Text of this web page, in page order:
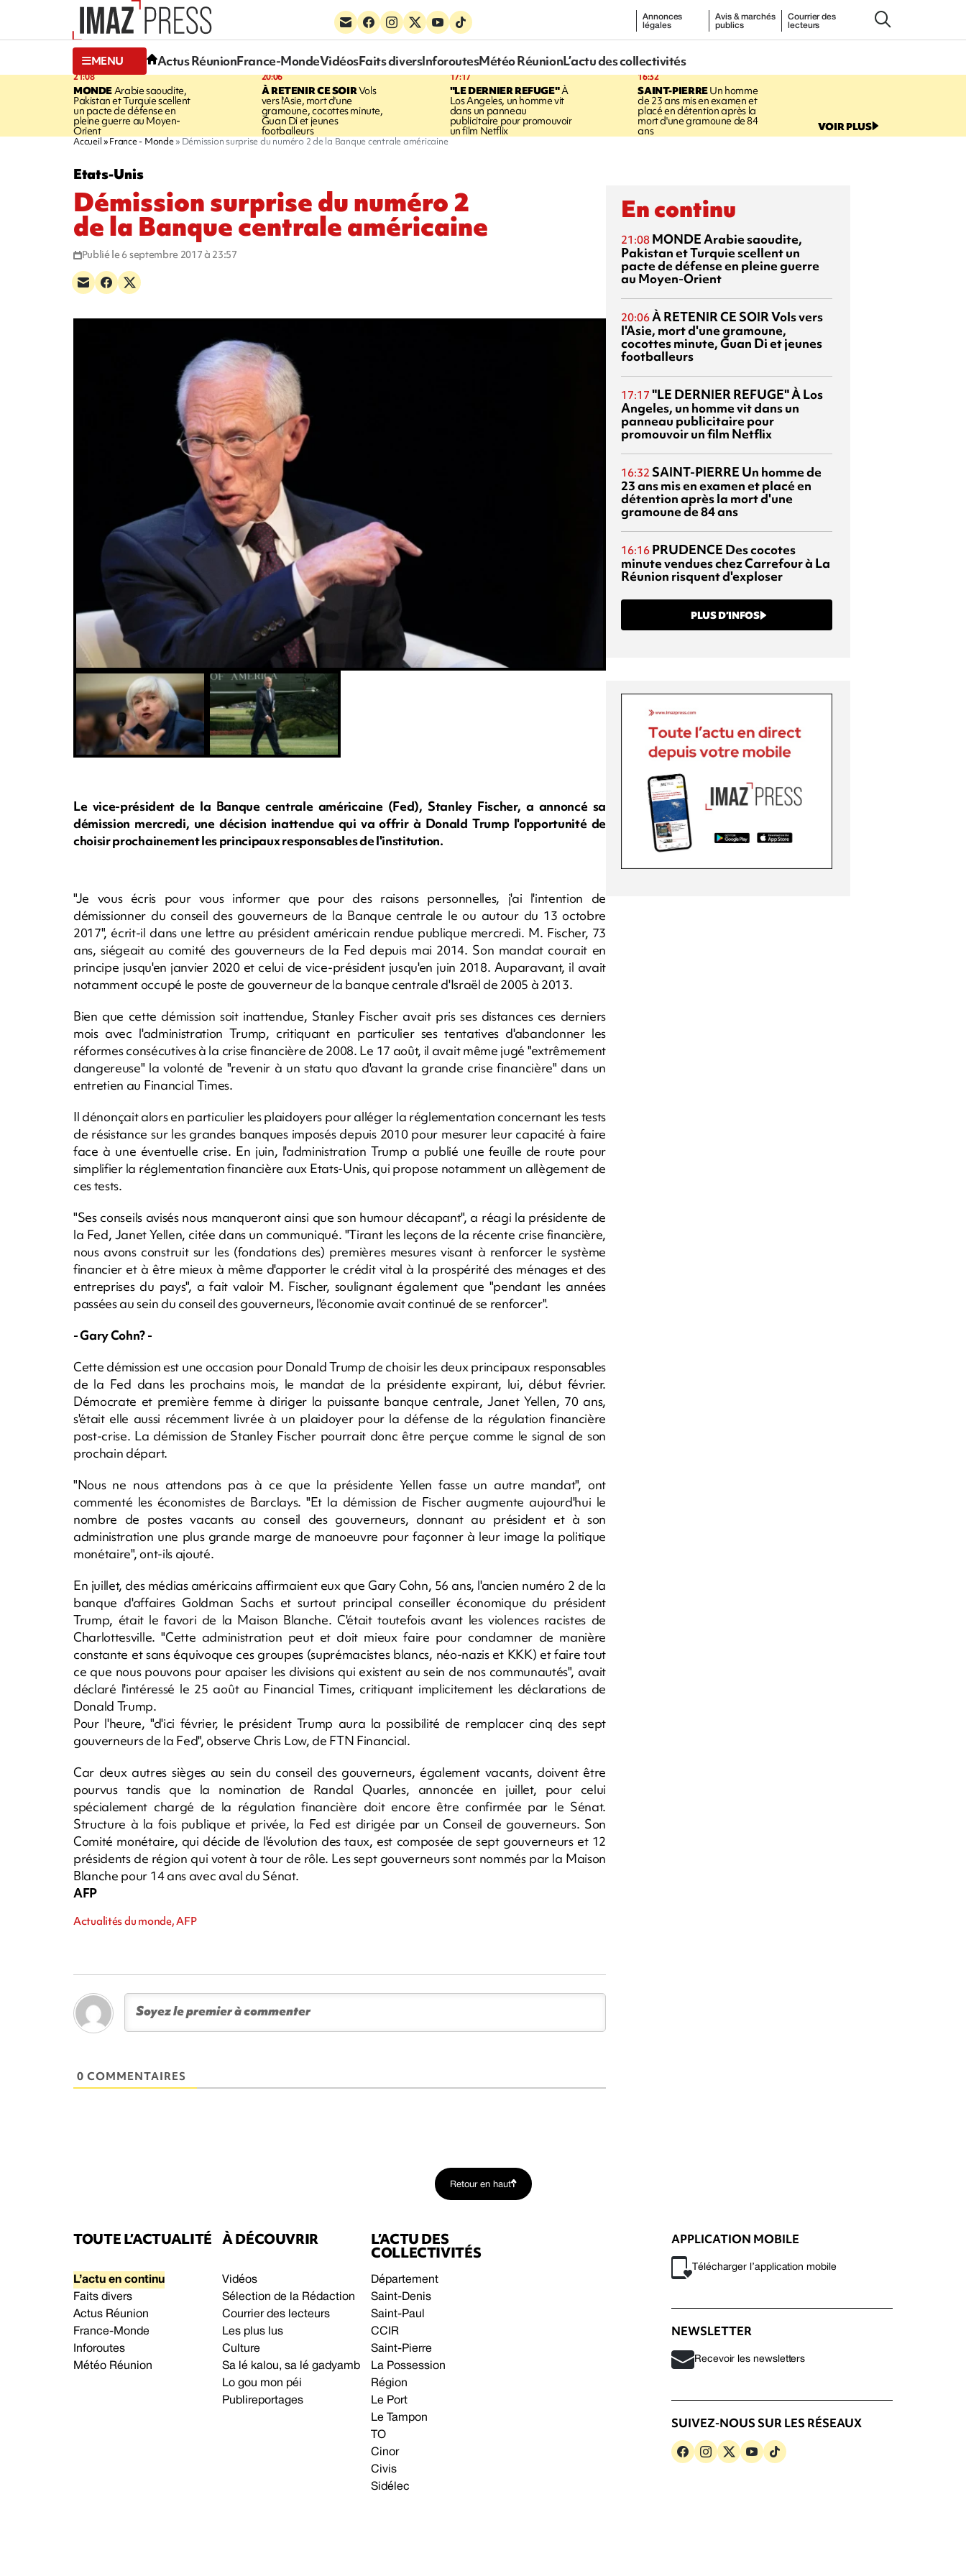
Annonces
légales
Avis & marchés
publics
Courrier des
lecteurs
MENU Actus RéunionFrance-MondeVidéosFaits diversInforoutesMétéo RéunionL’actu des collectivités
21:08
MONDE Arabie saoudite,
Pakistan et Turquie scellent
un pacte de défense en
pleine guerre au Moyen-
Orient
20:06
À RETENIR CE SOIRVols
vers l'Asie, mort d'une
gramoune, cocottes minute,
Guan Di et jeunes
footballeurs
17:17
"LE DERNIER REFUGE"À
Los Angeles, un homme vit
dans un panneau
publicitaire pour promouvoir
un film Netflix
16:32
SAINT-PIERREUn homme
de 23 ans mis en examen et
placé en détention après la
mort d'une gramoune de 84
ans VOIR PLUS
Accueil France - Monde Démission surprise du numéro 2 de la Banque centrale américaine
Etats-Unis
Démission surprise du numéro 2
de la Banque centrale américaine
Publié le 6 septembre 2017 à 23:57
Le vice-président de la Banque centrale américaine (Fed), Stanley Fischer, a annoncé sa
démission mercredi, une décision inattendue qui va offrir à Donald Trump l'opportunité de
choisir prochainement les principaux responsables de l'institution.
"Je vous écris pour vous informer que pour des raisons personnelles, j'ai l'intention de
démissionner du conseil des gouverneurs de la Banque centrale le ou autour du 13 octobre
2017", écrit-il dans une lettre au président américain rendue publique mercredi. M. Fischer, 73
ans, siégeait au comité des gouverneurs de la Fed depuis mai 2014. Son mandat courait en
principe jusqu'en janvier 2020 et celui de vice-président jusqu'en juin 2018. Auparavant, il avait
notamment occupé le poste de gouverneur de la banque centrale d'Israël de 2005 à 2013.
Bien que cette démission soit inattendue, Stanley Fischer avait pris ses distances ces derniers
mois avec l'administration Trump, critiquant en particulier ses tentatives d'abandonner les
réformes consécutives à la crise financière de 2008. Le 17 août, il avait même jugé "extrêmement
dangereuse" la volonté de "revenir à un statu quo d'avant la grande crise financière" dans un
entretien au Financial Times.
Il dénonçait alors en particulier les plaidoyers pour alléger la réglementation concernant les tests
de résistance sur les grandes banques imposés depuis 2010 pour mesurer leur capacité à faire
face à une éventuelle crise. En juin, l'administration Trump a publié une feuille de route pour
simplifier la réglementation financière aux Etats-Unis, qui propose notamment un allègement de
ces tests.
"Ses conseils avisés nous manqueront ainsi que son humour décapant", a réagi la présidente de
la Fed, Janet Yellen, citée dans un communiqué. "Tirant les leçons de la récente crise financière,
nous avons construit sur les (fondations des) premières mesures visant à renforcer le système
financier et à être mieux à même d'apporter le crédit vital à la prospérité des ménages et des
entreprises du pays", a fait valoir M. Fischer, soulignant également que "pendant les années
passées au sein du conseil des gouverneurs, l'économie avait continué de se renforcer".
- Gary Cohn? -
Cette démission est une occasion pour Donald Trump de choisir les deux principaux responsables
de la Fed dans les prochains mois, le mandat de la présidente expirant, lui, début février.
Démocrate et première femme à diriger la puissante banque centrale, Janet Yellen, 70 ans,
s'était elle aussi récemment livrée à un plaidoyer pour la défense de la régulation financière
post-crise. La démission de Stanley Fischer pourrait donc être perçue comme le signal de son
prochain départ.
"Nous ne nous attendons pas à ce que la présidente Yellen fasse un autre mandat", ont
commenté les économistes de Barclays. "Et la démission de Fischer augmente aujourd'hui le
nombre de postes vacants au conseil des gouverneurs, donnant au président et à son
administration une plus grande marge de manoeuvre pour façonner à leur image la politique
monétaire", ont-ils ajouté.
En juillet, des médias américains affirmaient eux que Gary Cohn, 56 ans, l'ancien numéro 2 de la
banque d'affaires Goldman Sachs et surtout principal conseiller économique du président
Trump, était le favori de la Maison Blanche. C'était toutefois avant les violences racistes de
Charlottesville. "Cette administration peut et doit mieux faire pour condamner de manière
constante et sans équivoque ces groupes (suprémacistes blancs, néo-nazis et KKK) et faire tout
ce que nous pouvons pour apaiser les divisions qui existent au sein de nos communautés", avait
déclaré l'intéressé le 25 août au Financial Times, critiquant implicitement les déclarations de
Donald Trump.
Pour l'heure, "d'ici février, le président Trump aura la possibilité de remplacer cinq des sept
gouverneurs de la Fed", observe Chris Low, de FTN Financial.
Car deux autres sièges au sein du conseil des gouverneurs, également vacants, doivent être
pourvus tandis que la nomination de Randal Quarles, annoncée en juillet, pour celui
spécialement chargé de la régulation financière doit encore être confirmée par le Sénat.
Structure à la fois publique et privée, la Fed est dirigée par un Conseil de gouverneurs. Son
Comité monétaire, qui décide de l'évolution des taux, est composée de sept gouverneurs et 12
présidents de région qui votent à tour de rôle. Les sept gouverneurs sont nommés par la Maison
Blanche pour 14 ans avec aval du Sénat.
AFP
Actualités du monde, AFP
0 COMMENTAIRES
En continu
21:08 MONDEArabie saoudite,
Pakistan et Turquie scellent un
pacte de défense en pleine guerre
au Moyen-Orient
20:06À RETENIR CE SOIRVols vers
l'Asie, mort d'une gramoune,
cocottes minute, Guan Di et jeunes
footballeurs
17:17 "LE DERNIER REFUGE"À Los
Angeles, un homme vit dans un
panneau publicitaire pour
promouvoir un film Netflix
16:32 SAINT-PIERRE Un homme de
23 ans mis en examen et placé en
détention après la mort d'une
gramoune de 84 ans
16:16 PRUDENCE Des cocotes
minute vendues chez Carrefour à La
Réunion risquent d'exploser
PLUS D’INFOS
Retour en haut
TOUTE L’ACTUALITÉ
L’actu en continu
Faits divers
Actus Réunion
France-Monde
Inforoutes
Météo Réunion
À DÉCOUVRIR
Vidéos
Sélection de la Rédaction
Courrier des lecteurs
Les plus lus
Culture
Sa lé kalou, sa lé gadyamb
Lo gou mon péi
Publireportages
L’ACTU DES
COLLECTIVITÉS
Département
Saint-Denis
Saint-Paul
CCIR
Saint-Pierre
La Possession
Région
Le Port
Le Tampon
TO
Cinor
Civis
Sidélec
APPLICATION MOBILE
Télécharger l’application mobile
NEWSLETTER
Recevoir les newsletters
SUIVEZ-NOUS SUR LES RÉSEAUX